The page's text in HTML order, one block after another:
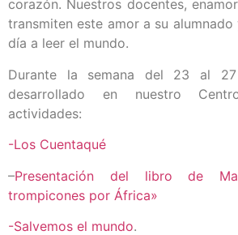
corazón. Nuestros docentes,
transmiten este amor a su alumnado
día a leer el mundo.
Durante la semana del 23 al
desarrollado en nuestro
actividades:
-Los Cuentaqué
–Presentación del libro de
trompicones por África»
-Salvemos el mundo.